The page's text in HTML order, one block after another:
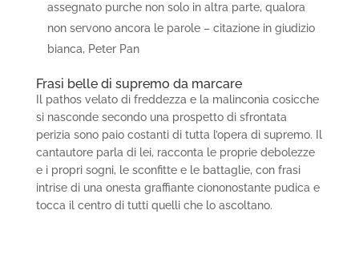
assegnato purche non solo in altra parte, qualora
non servono ancora le parole – citazione in giudizio
bianca, Peter Pan
Frasi belle di supremo da marcare
Il pathos velato di freddezza e la malinconia cosicche
si nasconde secondo una prospetto di sfrontata
perizia sono paio costanti di tutta l’opera di supremo. Il
cantautore parla di lei, racconta le proprie debolezze
e i propri sogni, le sconfitte e le battaglie, con frasi
intrise di una onesta graffiante ciononostante pudica e
tocca il centro di tutti quelli che lo ascoltano.